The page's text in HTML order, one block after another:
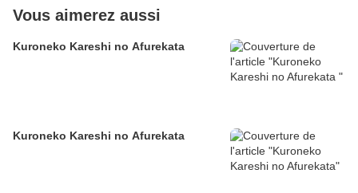
Vous aimerez aussi
Kuroneko Kareshi no Afurekata
Kuroneko Kareshi no Afurekata